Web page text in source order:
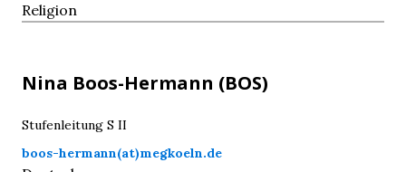
Religion
Nina Boos-Hermann (BOS)
Stufenleitung S II
boos-hermann(at)megkoeln.de